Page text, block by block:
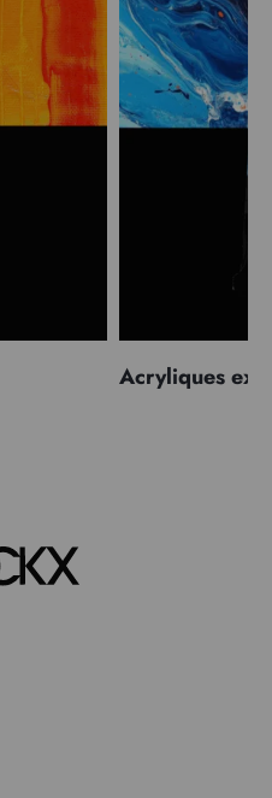
Acryliques